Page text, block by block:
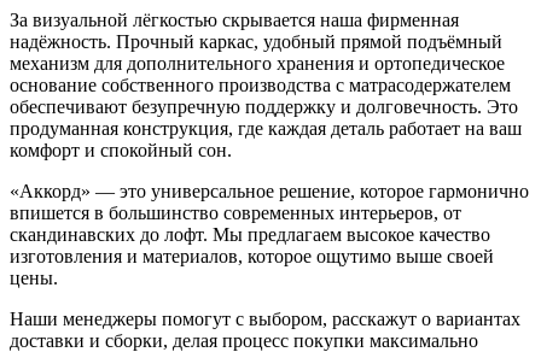
За визуальной лёгкостью скрывается наша фирменная
надёжность. Прочный каркас, удобный прямой подъёмный
механизм для дополнительного хранения и ортопедическое
основание собственного производства с матрасодержателем
обеспечивают безупречную поддержку и долговечность. Это
продуманная конструкция, где каждая деталь работает на ваш
комфорт и спокойный сон.
«Аккорд» — это универсальное решение, которое гармонично
впишется в большинство современных интерьеров, от
скандинавских до лофт. Мы предлагаем высокое качество
изготовления и материалов, которое ощутимо выше своей
цены.
Наши менеджеры помогут с выбором, расскажут о вариантах
доставки и сборки, делая процесс покупки максимально